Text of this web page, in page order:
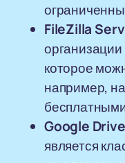
FileZilla
которое
например,
Google
является